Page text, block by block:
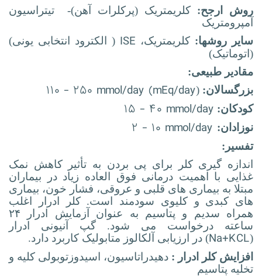
روش ارجح: کلریمتریک (پرکلرات آهن)- تیتراسیون
آمپرومتریک
سایر روشها: کلریمتریک، ISE ( الکترود انتخابی یونی)
(اتوماتیک)
مقادیر طبیعی:
بزرگسالان: (۱۱۰ - ۲۵۰ mmol/day (mEq/day
کودکان: ۱۵ - ۴۰ mmol/day
نوزادان: ۲ - ۱۰ mmol/day
تفسیر:
اندازه گیری کلر برای پی بردن به تأثیر کاهش نمک
غذایی با اهمیت درمانی فوق العاده زیاد در بیماران
مبتلا به بیماری های قلبی و عروقی، فشار خون، بیماری
های کبدی و کلیوی سودمند است. کلر ادرار اغلب
همراه سدیم و پتاسیم به عنوان آزمایش ادرار ۲۴
ساعته درخواست می شود. گپ آنیونی ادرار
(
Na+KCL) در ارزیابی آلکالوز متابولیک کاربرد دارد.
افزایش کلر ادرار : دهیدراتاسیون، اسیدوزتوبولی کلیه و
تخلیه پتاسیم